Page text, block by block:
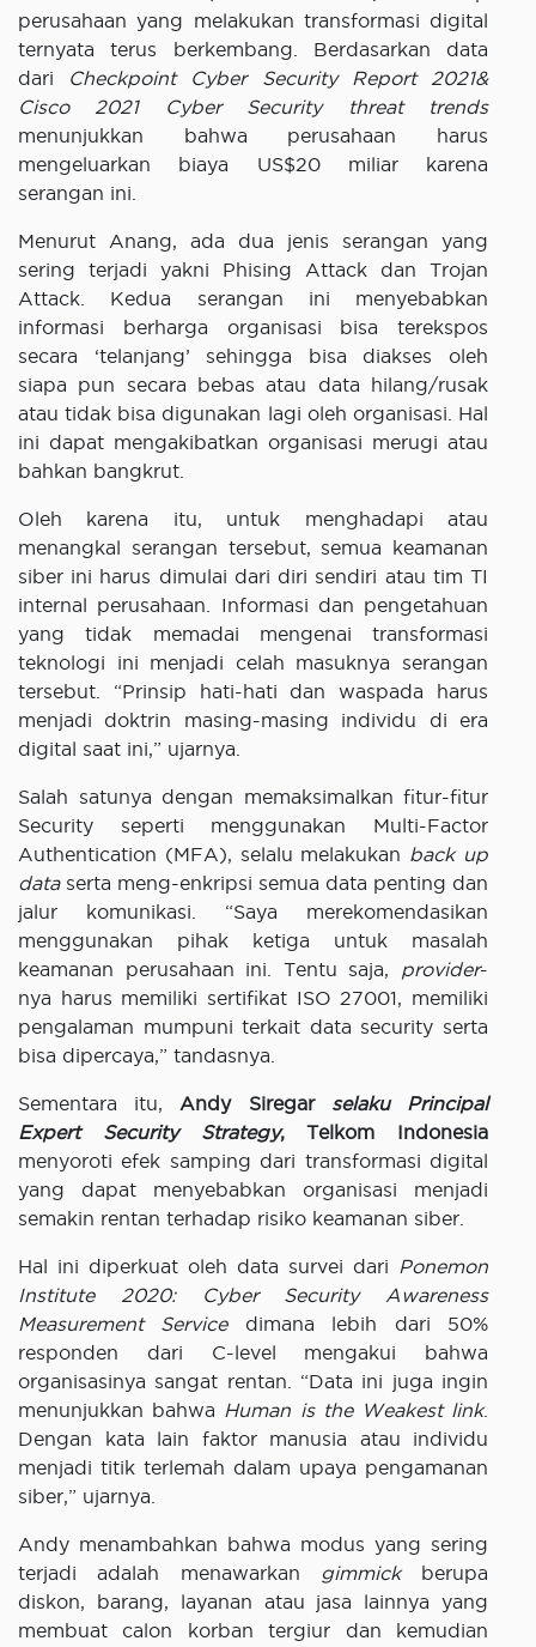
perusahaan yang melakukan transformasi digital
ternyata terus berkembang. Berdasarkan data
dari Checkpoint Cyber Security Report 2021&
Cisco 2021 Cyber Security threat trends
menunjukkan bahwa perusahaan harus
mengeluarkan biaya US$20 miliar karena
serangan ini.
Menurut Anang, ada dua jenis serangan yang
sering terjadi yakni Phising Attack dan Trojan
Attack. Kedua serangan ini menyebabkan
informasi berharga organisasi bisa terekspos
secara ‘telanjang’ sehingga bisa diakses oleh
siapa pun secara bebas atau data hilang/rusak
atau tidak bisa digunakan lagi oleh organisasi. Hal
ini dapat mengakibatkan organisasi merugi atau
bahkan bangkrut.
Oleh karena itu, untuk menghadapi atau
menangkal serangan tersebut, semua keamanan
siber ini harus dimulai dari diri sendiri atau tim TI
internal perusahaan. Informasi dan pengetahuan
yang tidak memadai mengenai transformasi
teknologi ini menjadi celah masuknya serangan
tersebut. “Prinsip hati-hati dan waspada harus
menjadi doktrin masing-masing individu di era
digital saat ini,” ujarnya.
Salah satunya dengan memaksimalkan fitur-fitur
Security seperti menggunakan Multi-Factor
Authentication (MFA), selalu melakukan back up
dataserta meng-enkripsi semua data penting dan
jalur komunikasi. “Saya merekomendasikan
menggunakan pihak ketiga untuk masalah
keamanan perusahaan ini. Tentu saja, provider-
nya harus memiliki sertifikat ISO 27001, memiliki
pengalaman mumpuni terkait data security serta
bisa dipercaya,” tandasnya.
Sementara itu, Andy Siregar selaku Principal
Expert Security Strategy, Telkom Indonesia
menyoroti efek samping dari transformasi digital
yang dapat menyebabkan organisasi menjadi
semakin rentan terhadap risiko keamanan siber.
Hal ini diperkuat oleh data survei dari
Ponemon
Institute 2020: Cyber Security Awareness
Measurement Servicedimana lebih dari 50%
responden dari C-level mengakui bahwa
organisasinya sangat rentan. “Data ini juga ingin
menunjukkan bahwa Human is the Weakest link.
Dengan kata lain faktor manusia atau individu
menjadi titik terlemah dalam upaya pengamanan
siber,” ujarnya.
Andy menambahkan bahwa modus yang sering
terjadi adalah menawarkan
gimmickberupa
diskon, barang, layanan atau jasa lainnya yang
membuat calon korban tergiur dan kemudian